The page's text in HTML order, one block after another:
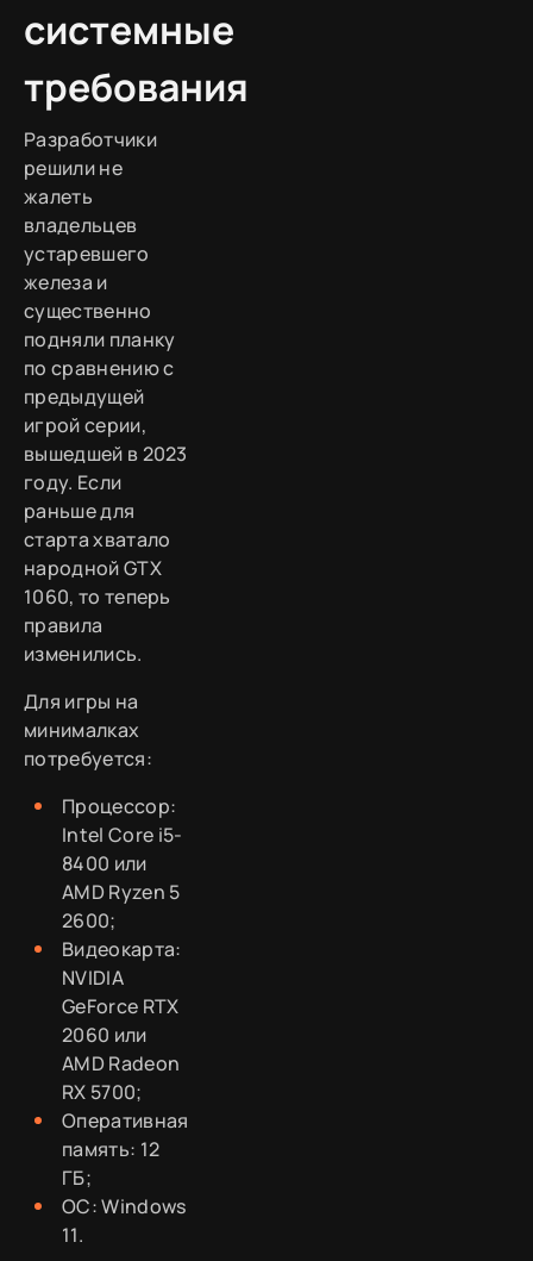
системные
требования
Разработчики
решили не
жалеть
владельцев
устаревшего
железа и
существенно
подняли планку
по сравнению с
предыдущей
игрой серии,
вышедшей в 2023
году. Если
раньше для
старта хватало
народной GTX
1060, то теперь
правила
изменились.
Для игры на
минималках
потребуется:
Процессор:
Intel Core i5-
8400 или
AMD Ryzen 5
2600;
Видеокарта:
NVIDIA
GeForce RTX
2060 или
AMD Radeon
RX 5700;
Оперативная
память: 12
ГБ;
ОС: Windows
11.